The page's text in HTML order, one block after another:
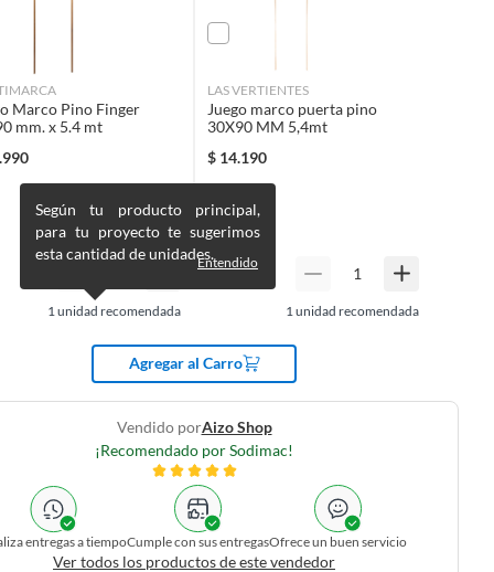
Marco Pino Finger
mm. x 5.4 mt
1 unidad recomendada
Según tu producto principal,
para tu proyecto te sugerimos
esta cantidad de unidades.Entendido
LAS VERTIENTES
Juego marco puerta pino
30X90 MM 5,4mt
$ 14.190
1 unidad recomendada
Agregar al Carro
Vendido porAizo Shop
¡Recomendado por Sodimac!
entregas a tiempoCumple con sus entregasOfrece un buen servicio
Ver todos los productos de este vendedor